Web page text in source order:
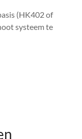
(HK402 of
systeem te